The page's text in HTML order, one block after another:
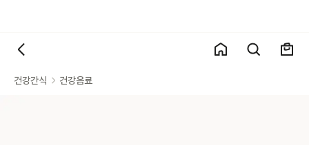
건강간식 건강음료